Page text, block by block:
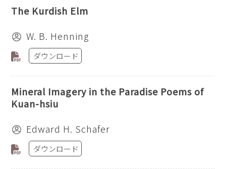
The Kurdish Elm
W. B. Henning
ダウンロード
Mineral Imagery in the Paradise Poems of
Kuan-hsiu
Edward H. Schafer
ダウンロード